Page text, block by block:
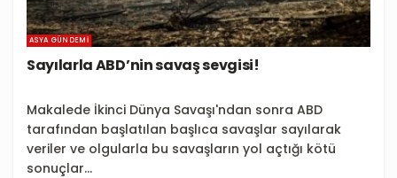
ASYA GÜNDEMI
Sayılarla ABD’nin savaş sevgisi!
Makalede İkinci Dünya Savaşı'ndan sonra ABD
tarafından başlatılan başlıca savaşlar sayılarak
veriler ve olgularla bu savaşların yol açtığı kötü
sonuçlar...